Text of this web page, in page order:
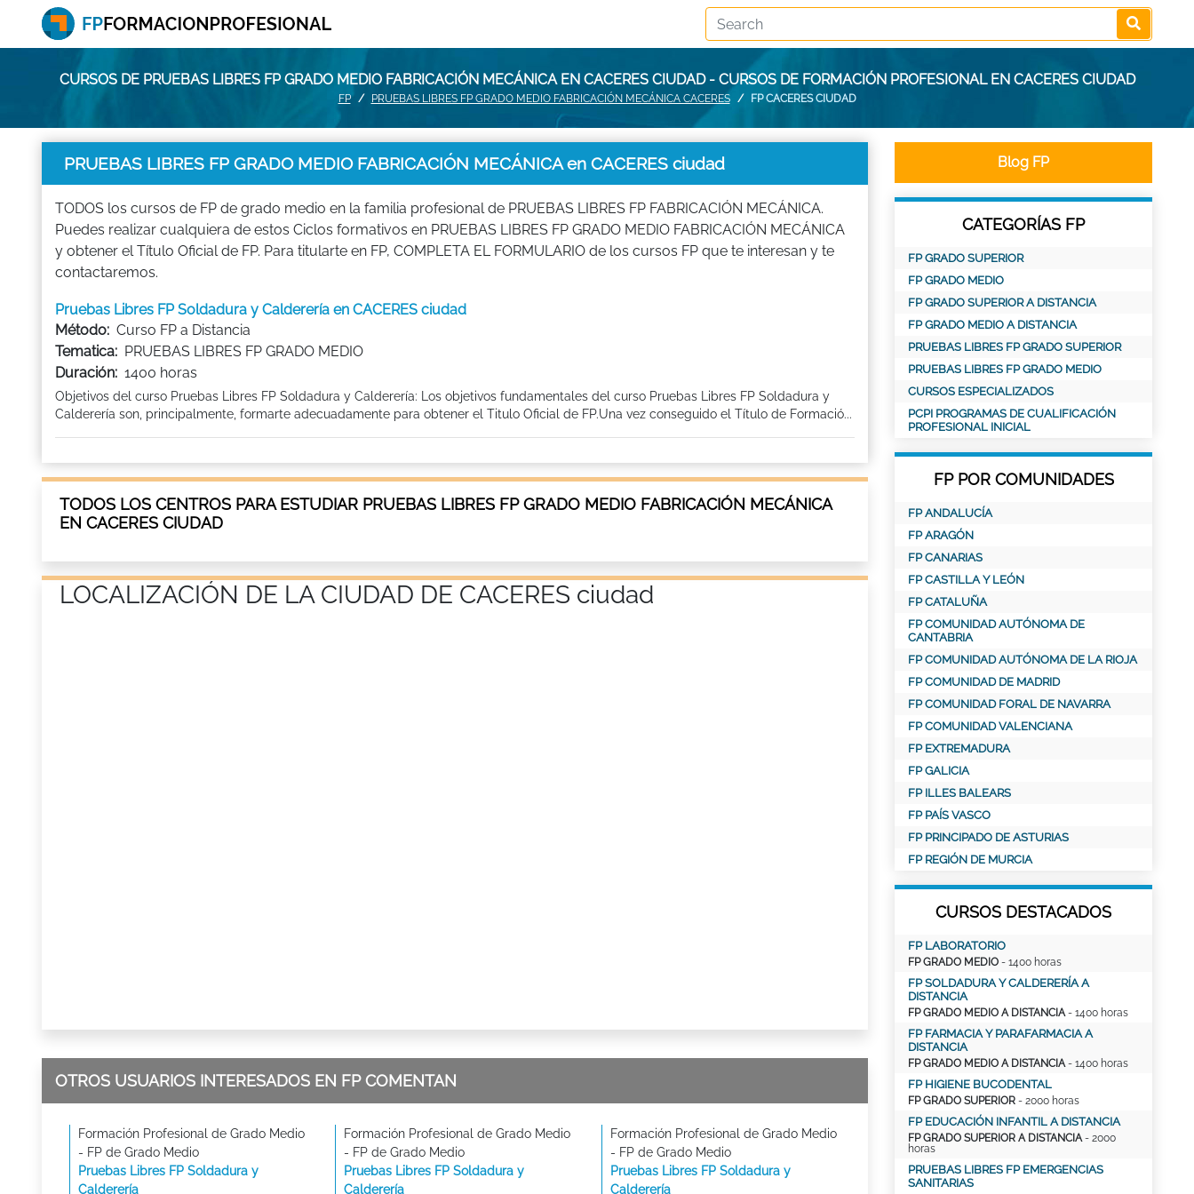
CURSOS DE PRUEBAS LIBRES FP GRADO MEDIO FABRICACIÓN MECÁNICA EN CACERES CIUDAD - CURSOS DE FORMACIÓN PROFESIONAL EN CACERES CIUDAD
FP PRUEBAS LIBRES FP GRADO MEDIO FABRICACIÓN MECÁNICA CACERES FP CACERES CIUDAD
PRUEBAS LIBRES FP GRADO MEDIO FABRICACIÓN MECÁNICA en CACERES ciudad
TODOS los cursos de FP de grado medio en la familia profesional de PRUEBAS LIBRES FP FABRICACIÓN MECÁNICA.
Puedes realizar cualquiera de estos Ciclos formativos en PRUEBAS LIBRES FP GRADO MEDIO FABRICACIÓN MECÁNICA
y obtener el Título Oficial de FP. Para titularte en FP, COMPLETA EL FORMULARIO de los cursos FP que te interesan y te
contactaremos.
Pruebas Libres FP Soldadura y Calderería en CACERES ciudad
Método: Curso FP a Distancia
Tematica: PRUEBAS LIBRES FP GRADO MEDIO
Duración: 1400 horas
Objetivos del curso Pruebas Libres FP Soldadura y Calderería: Los objetivos fundamentales del curso Pruebas Libres FP Soldadura y
Calderería son, principalmente, formarte adecuadamente para obtener el Titulo Oficial de FP.Una vez conseguido el Título de Formació...
TODOS LOS CENTROS PARA ESTUDIAR PRUEBAS LIBRES FP GRADO MEDIO FABRICACIÓN MECÁNICA
EN CACERES CIUDAD
LOCALIZACIÓN DE LA CIUDAD DE CACERES ciudad
OTROS USUARIOS INTERESADOS EN FP COMENTAN
Formación Profesional de Grado Medio
- FP de Grado Medio
Pruebas Libres FP Soldadura y
Calderería
Formación Profesional de Grado Medio
- FP de Grado Medio
Pruebas Libres FP Soldadura y
Calderería
Formación Profesional de Grado Medio
- FP de Grado Medio
Pruebas Libres FP Soldadura y
Calderería
Blog FP
CATEGORÍAS FP
FP GRADO SUPERIOR
FP GRADO MEDIO
FP GRADO SUPERIOR A DISTANCIA
FP GRADO MEDIO A DISTANCIA
PRUEBAS LIBRES FP GRADO SUPERIOR
PRUEBAS LIBRES FP GRADO MEDIO
CURSOS ESPECIALIZADOS
PCPI PROGRAMAS DE CUALIFICACIÓN
PROFESIONAL INICIAL
FP POR COMUNIDADES
FP ANDALUCÍA
FP ARAGÓN
FP CANARIAS
FP CASTILLA Y LEÓN
FP CATALUÑA
FP COMUNIDAD AUTÓNOMA DE
CANTABRIA
FP COMUNIDAD AUTÓNOMA DE LA RIOJA
FP COMUNIDAD DE MADRID
FP COMUNIDAD FORAL DE NAVARRA
FP COMUNIDAD VALENCIANA
FP EXTREMADURA
FP GALICIA
FP ILLES BALEARS
FP PAÍS VASCO
FP PRINCIPADO DE ASTURIAS
FP REGIÓN DE MURCIA
CURSOS DESTACADOS
FP LABORATORIO
FP GRADO MEDIO - 1400 horas
FP SOLDADURA Y CALDERERÍA A
DISTANCIA
FP GRADO MEDIO A DISTANCIA- 1400 horas
FP FARMACIA Y PARAFARMACIA A
DISTANCIA
FP GRADO MEDIO A DISTANCIA- 1400 horas
FP HIGIENE BUCODENTAL
FP GRADO SUPERIOR - 2000 horas
FP EDUCACIÓN INFANTIL A DISTANCIA
FP GRADO SUPERIOR A DISTANCIA- 2000
horas
PRUEBAS LIBRES FP EMERGENCIAS
SANITARIAS